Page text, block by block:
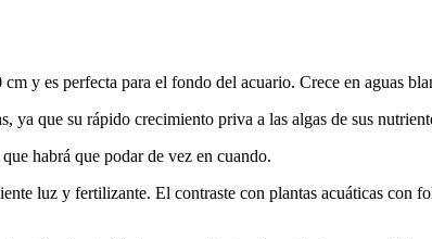
y es perfecta para el fondo del acuario. Crece en aguas
ya que su rápido crecimiento priva a las algas de sus
habrá que podar de vez en cuando.
luz y fertilizante. El contraste con plantas acuáticas con